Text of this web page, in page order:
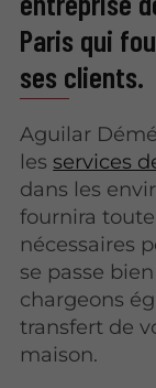
Paris qui
ses clients.
Aguilar
lesservices
dans les
fournira
nécessaires
se passe
chargeons
transfert de
maison.